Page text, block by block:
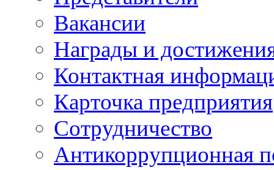
Вакансии
Награды и
Контактная
Карточка предприятия
Сотрудничество
Антикоррупционная